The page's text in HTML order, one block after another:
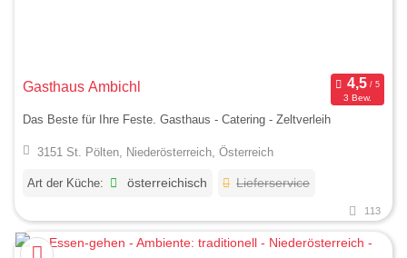
Gasthaus Ambichl
3 Bew.
Das Beste für Ihre Feste. Gasthaus - Catering - Zeltverleih
3151 St. Pölten, Niederösterreich, Österreich
Art der Küche: österreichisch Lieferservice
113